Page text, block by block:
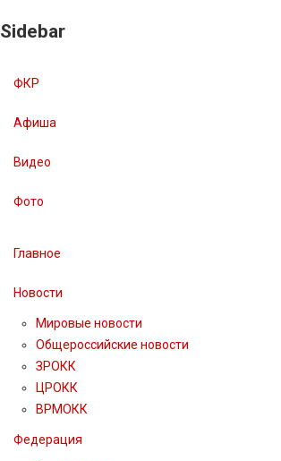
Sidebar
ФКР
Афиша
Видео
Фото
Главное
Новости
Мировые новости
Общероссийские новости
ЗРОКК
ЦРОКК
ВРМОКК
Федерация